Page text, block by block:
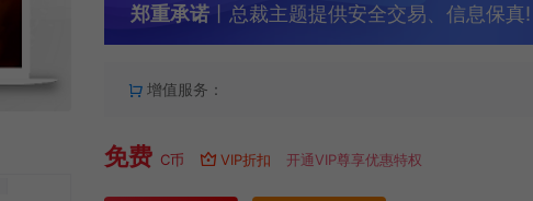
郑重承诺 丨总裁主题提供安全交易、信息保真!
增值服务：
免费 C币 VIP折扣 开通VIP尊享优惠特权